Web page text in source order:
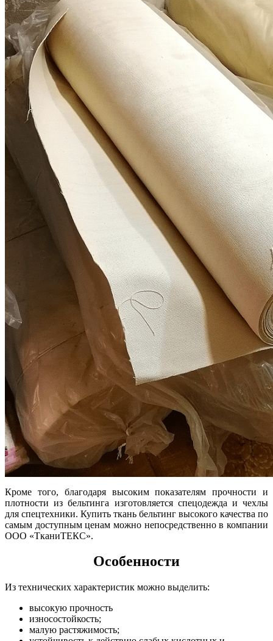
Кроме того, благодаря высоким показателям прочности и
плотности из бельтинга изготовляется спецодежда и чехлы
для спецтехники. Купить ткань бельтинг высокого качества по
самым доступным ценам можно непосредственно в компании
ООО «ТканиТЕКС».
Особенности
Из технических характеристик можно выделить:
высокую прочность
износостойкость;
малую растяжимость;